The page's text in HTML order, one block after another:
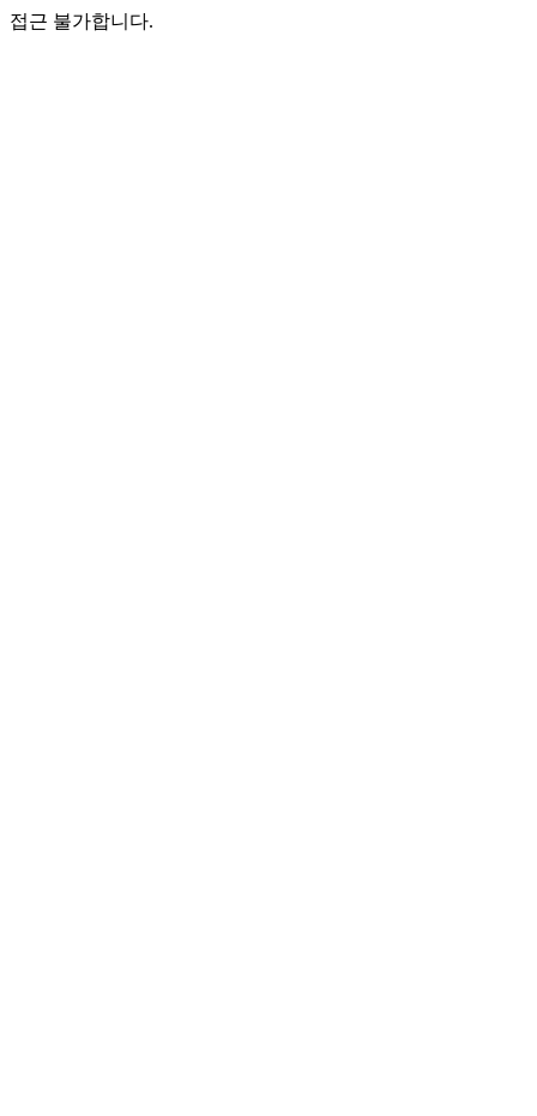
접근 불가합니다.